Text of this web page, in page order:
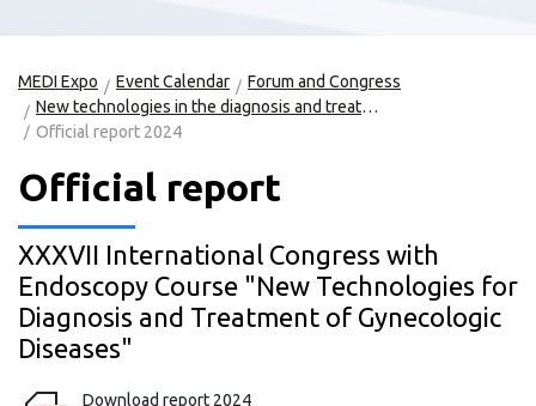
MEDI Expo Event Calendar
Forum and Congress
New technologies in the diagnosis and treatment of gynecological diseases. XXXVIII International Congress with a course of endoscopy
Official report 2024
Official report
XXXVII International Congress with
Endoscopy Course "New Technologies for
Diagnosis and Treatment of Gynecologic
Diseases"
Download report 2024